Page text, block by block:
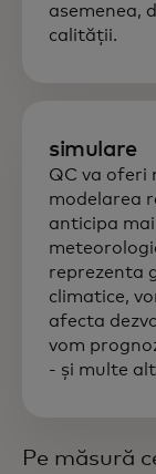
asemenea,
calității.
simulare
QC va oferi
modelarea
anticipa
reprezenta
climatice,
afecta
vom
- și multe
Pe măsură